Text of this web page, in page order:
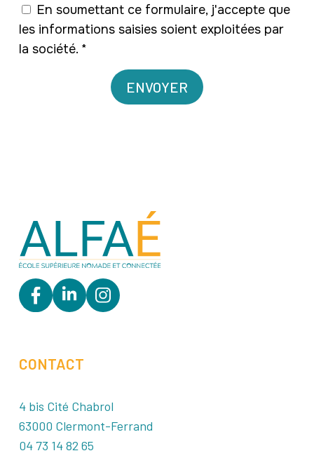
En soumettant ce formulaire, j'accepte que
les informations saisies soient exploitées par
la société. *
CONTACT
4 bis Cité Chabrol
63000 Clermont-Ferrand
04 73 14 82 65